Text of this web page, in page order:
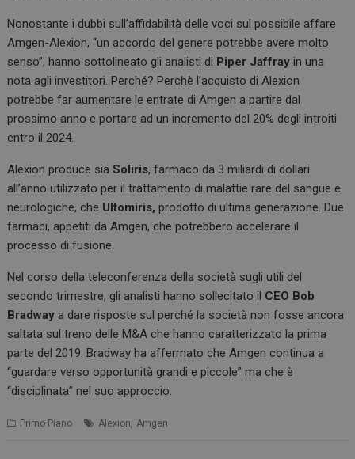
Nonostante i dubbi sull’affidabilità delle voci sul possibile affare
Amgen-Alexion, “un accordo del genere potrebbe avere molto
senso”, hanno sottolineato gli analisti di Piper Jaffray in una
nota agli investitori. Perché? Perchè l’acquisto di Alexion
potrebbe far aumentare le entrate di Amgen a partire dal
prossimo anno e portare ad un incremento del 20% degli introiti
entro il 2024.
Alexion produce siaSoliris, farmaco da 3 miliardi di dollari
all’anno utilizzato per il trattamento di malattie rare del sangue e
neurologiche, che Ultomiris, prodotto di ultima generazione. Due
farmaci, appetiti da Amgen, che potrebbero accelerare il
processo di fusione.
Nel corso della teleconferenza della società sugli utili del
secondo trimestre, gli analisti hanno sollecitato il CEO Bob
Bradway a dare risposte sul perché la società non fosse ancora
saltata sul treno delle M&A che hanno caratterizzato la prima
parte del 2019. Bradway ha affermato che Amgen continua a
“guardare verso opportunità grandi e piccole” ma che è
“disciplinata” nel suo approccio.
Primo Piano Alexion, Amgen